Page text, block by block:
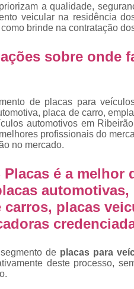
Reforma de
placas
Trocas de
placas
a qualidade,
veicular na residência
brinde na contratação
sobre onde
de placas para
placa de carro,
automotivos em
profissionais do
no mercado.
Placas é a
carros, placas
de placas para
deste processo,